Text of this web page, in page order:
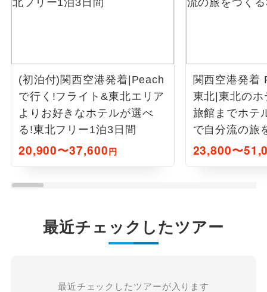
(初泊付)関西空港発着|Peach
で行く!フライト&東北エリア
よりお好きなホテルが選べ
る!東北フリー1泊3日間
20,900〜37,600円
関西空港発着
東北|東北の
旅館までホテ
で自分流の旅
23,800〜
最近チェックしたツアー
最近チェックしたツアーが入ります